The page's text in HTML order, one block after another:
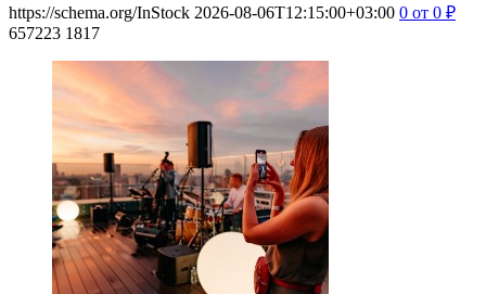
https://schema.org/InStock 2026-08-06T12:15:00+03:00 0 от 0 ₽
657223 1817